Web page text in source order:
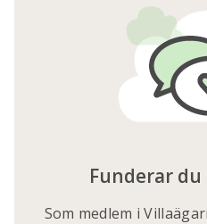
Funderar du
Som medlem i